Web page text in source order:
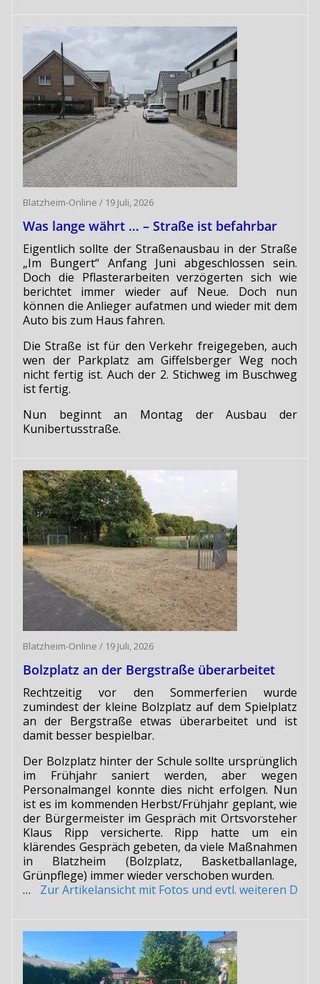
Blatzheim-Online / 19 Juli, 2026
Was lange währt … – Straße ist befahrbar
Eigentlich sollte der Straßenausbau in der Straße
„Im Bungert“ Anfang Juni abgeschlossen sein.
Doch die Pflasterarbeiten verzögerten sich wie
berichtet immer wieder auf Neue. Doch nun
können die Anlieger aufatmen und wieder mit dem
Auto bis zum Haus fahren.
Die Straße ist für den Verkehr freigegeben, auch
wen der Parkplatz am Giffelsberger Weg noch
nicht fertig ist. Auch der 2. Stichweg im Buschweg
ist fertig.
Nun beginnt an Montag der Ausbau der
Kunibertusstraße.
Blatzheim-Online / 19 Juli, 2026
Bolzplatz an der Bergstraße überarbeitet
Rechtzeitig vor den Sommerferien wurde
zumindest der kleine Bolzplatz auf dem Spielplatz
an der Bergstraße etwas überarbeitet und ist
damit besser bespielbar.
Der Bolzplatz hinter der Schule sollte ursprünglich
im Frühjahr saniert werden, aber wegen
Personalmangel konnte dies nicht erfolgen. Nun
ist es im kommenden Herbst/Frühjahr geplant, wie
der Bürgermeister im Gespräch mit Ortsvorsteher
Klaus Ripp versicherte. Ripp hatte um ein
klärendes Gespräch gebeten, da viele Maßnahmen
in Blatzheim (Bolzplatz, Basketballanlage,
Grünpflege) immer wieder verschoben wurden.
…Zur Artikelansicht mit Fotos und evtl. weiteren